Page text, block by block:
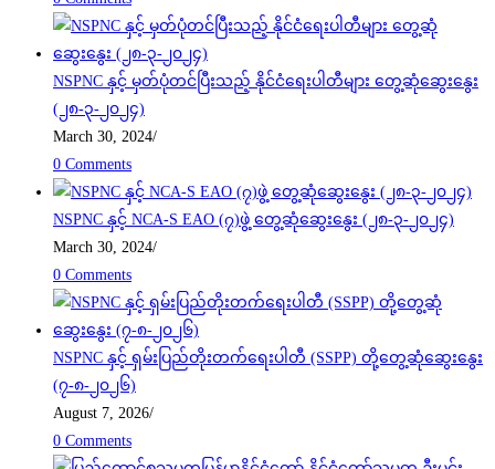
NSPNC နှင့် မှတ်ပုံတင်ပြီးသည့် နိုင်ငံရေးပါတီများ တွေ့ဆုံဆွေးနွေး
(၂၈-၃-၂၀၂၄)
March 30, 2024/
0 Comments
NSPNC နှင့် NCA-S EAO (၇)ဖွဲ့ တွေ့ဆုံဆွေးနွေး (၂၈-၃-၂၀၂၄)
March 30, 2024/
0 Comments
NSPNC နှင့် ရှမ်းပြည်တိုးတက်ရေးပါတီ (SSPP) တို့တွေ့ဆုံဆွေးနွေး
(၇-၈-၂၀၂၆)
August 7, 2026/
0 Comments